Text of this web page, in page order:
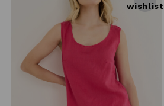
wishlist